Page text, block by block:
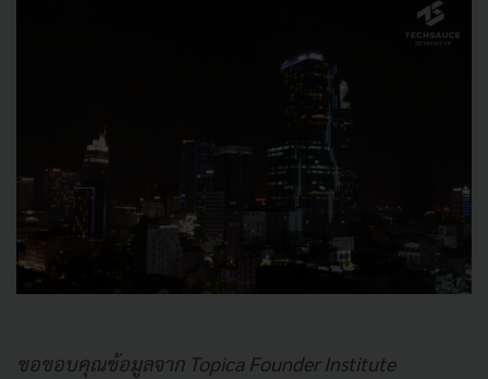
ขอขอบคุณข้อมูลจาก Topica Founder Institute